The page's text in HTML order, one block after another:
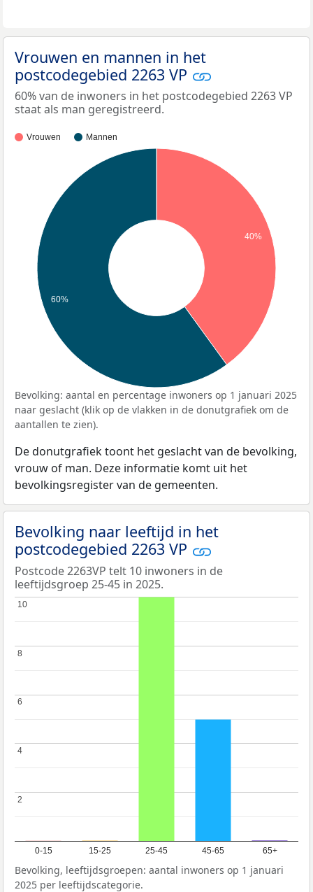
Vrouwen en mannen in het
postcodegebied 2263 VP
60% van de inwoners in het postcodegebied 2263 VP
staat als man geregistreerd.
Vrouwen Mannen
40%
60%
Bevolking: aantal en percentage inwoners op 1 januari 2025
naar geslacht (klik op de vlakken in de donutgrafiek om de
aantallen te zien).
De donutgrafiek toont het geslacht van de bevolking,
vrouw of man. Deze informatie komt uit het
bevolkingsregister van de gemeenten.
Bevolking naar leeftijd in het
postcodegebied 2263 VP
Postcode 2263VP telt 10 inwoners in de
leeftijdsgroep 25-45 in 2025.
0-15 15-25 25-45 45-65 65+
2
2
4
4
6
6
8
8
10
10
Bevolking, leeftijdsgroepen: aantal inwoners op 1 januari
2025 per leeftijdscategorie.